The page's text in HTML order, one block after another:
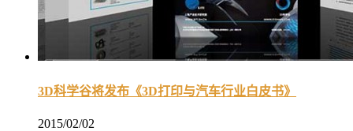
3D科学谷将发布《3D打印与汽车行业白皮书》
2015/02/02